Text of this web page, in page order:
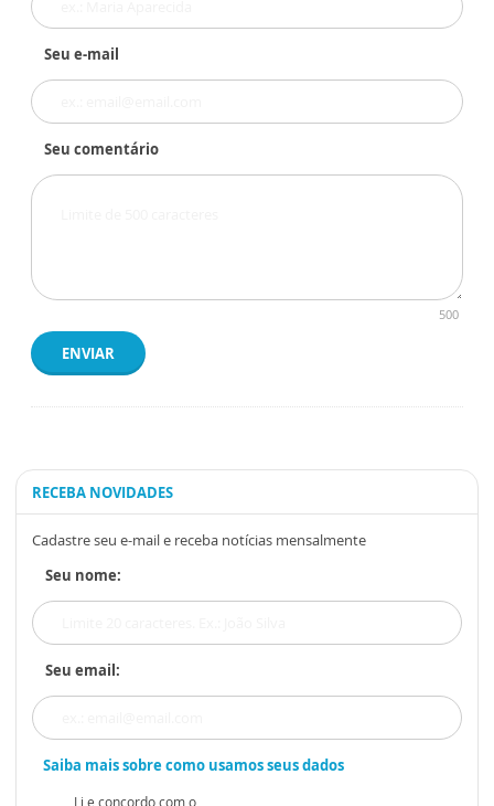
Seu e-mail
Seu comentário
500
ENVIAR
RECEBA NOVIDADES
Cadastre seu e-mail e receba notícias mensalmente
Seu nome:
Seu email:
Saiba mais sobre como usamos seus dados
Li e concordo com o